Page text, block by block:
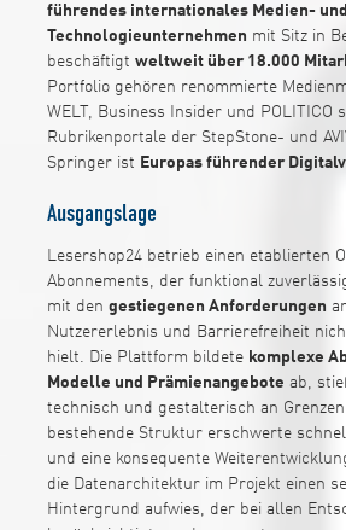
führendes internationales Medien- und
Technologieunternehmen mit Sitz in
beschäftigtweltweit über 18.000
Portfolio gehören renommierte
WELT, Business Insider und POLITICO
Rubrikenportale der StepStone- und
Springer ist Europas führender
Ausgangslage
Lesershop24 betrieb einen etablierten
Abonnements, der funktional
mit dengestiegenen Anforderungen
Nutzererlebnis und Barrierefreiheit
hielt. Die Plattform bildete komplexe
Modelle und Prämienangebote ab,
technisch und gestalterisch an
bestehende Struktur erschwerte
und eine konsequente
die Datenarchitektur im Projekt einen
Hintergrund aufwies, der bei allen